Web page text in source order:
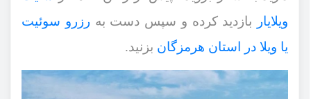
ویلایار
بازدید کرده و سپس دست به رزرو سوئیت
یا ویلا در استان هرمزگان بزنید.